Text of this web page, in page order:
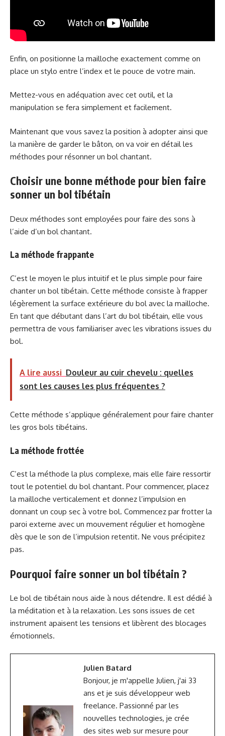
Enfin, on positionne la mailloche exactement comme on
place un stylo entre l’index et le pouce de votre main.
Mettez-vous en adéquation avec cet outil, et la
manipulation se fera simplement et facilement.
Maintenant que vous savez la position à adopter ainsi que
la manière de garder le bâton, on va voir en détail les
méthodes pour résonner un bol chantant.
Choisir une bonne méthode pour bien faire
sonner un bol tibétain
Deux méthodes sont employées pour faire des sons à
l’aide d’un bol chantant.
La méthode frappante
C’est le moyen le plus intuitif et le plus simple pour faire
chanter un bol tibétain. Cette méthode consiste à frapper
légèrement la surface extérieure du bol avec la mailloche.
En tant que débutant dans l’art du bol tibétain, elle vous
permettra de vous familiariser avec les vibrations issues du
bol.
A lire aussi Douleur au cuir chevelu : quelles
sont les causes les plus fréquentes ?
Cette méthode s’applique généralement pour faire chanter
les gros bols tibétains.
La méthode frottée
C’est la méthode la plus complexe, mais elle faire ressortir
tout le potentiel du bol chantant. Pour commencer, placez
la mailloche verticalement et donnez l’impulsion en
donnant un coup sec à votre bol. Commencez par frotter la
paroi externe avec un mouvement régulier et homogène
dès que le son de l’impulsion retentit. Ne vous précipitez
pas.
Pourquoi faire sonner un bol tibétain ?
Le bol de tibétain nous aide à nous détendre. Il est dédié à
la méditation et à la relaxation. Les sons issues de cet
instrument apaisent les tensions et libèrent des blocages
émotionnels.
Julien Batard
Bonjour, je m'appelle Julien, j'ai 33
ans et je suis développeur web
freelance. Passionné par les
nouvelles technologies, je crée
des sites web sur mesure pour